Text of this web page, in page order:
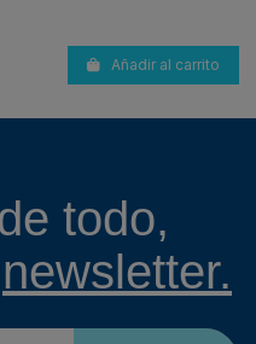
Añadir al carrito
todo,
newsletter.